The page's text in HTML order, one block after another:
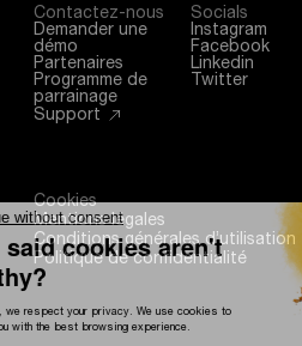
Contactez-nous
Demander une
démo
Partenaires
Programme de
parrainage
Support
Socials
Instagram
Facebook
Linkedin
Twitter
Cookies
Mentions légales
Conditions générales d’utilisation
Politique de confidentialité
Continue without consent
Who said cookies aren't
healthy?
At sunday, we respect your privacy. We use cookies to
provide you with the best browsing experience.